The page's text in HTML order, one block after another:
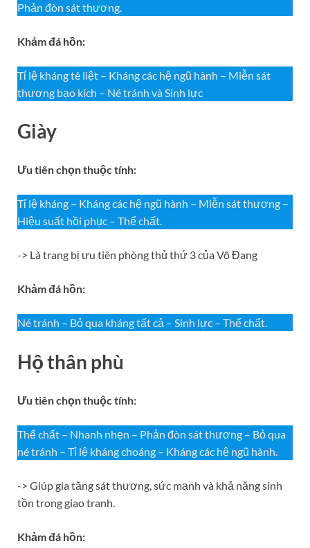
Phản đòn sát thương.
Khảm đá hồn:
Tỉ lệ kháng tê liệt – Kháng các hệ ngũ hành – Miễn sát
thương bạo kích – Né tránh và Sinh lực
Giày
Ưu tiên chọn thuộc tính:
Tỉ lệ kháng – Kháng các hệ ngũ hành – Miễn sát thương –
Hiệu suất hồi phục – Thể chất.
-> Là trang bị ưu tiên phòng thủ thứ 3 của Võ Đang
Khảm đá hồn:
Né tránh – Bỏ qua kháng tất cả – Sinh lực – Thể chất.
Hộ thân phù
Ưu tiên chọn thuộc tính:
Thể chất – Nhanh nhẹn – Phản đòn sát thương – Bỏ qua
né tránh – Tỉ lệ kháng choáng – Kháng các hệ ngũ hành.
-> Giúp gia tăng sát thương, sức mạnh và khả năng sinh
tồn trong giao tranh.
Khảm đá hồn: